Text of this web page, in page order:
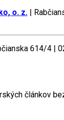
o. z. |
614/4 |
článkov